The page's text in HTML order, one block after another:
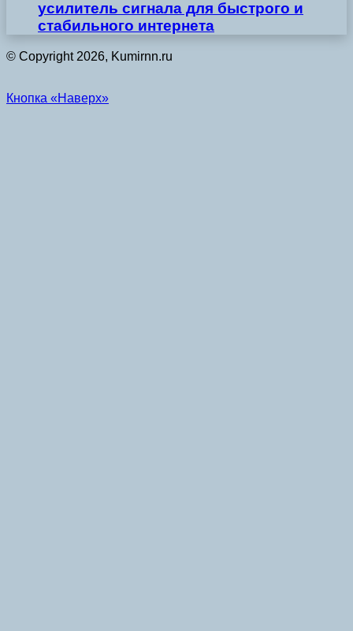
усилитель сигнала для быстрого и
стабильного интернета
© Copyright 2026, Kumirnn.ru
Кнопка «Наверх»